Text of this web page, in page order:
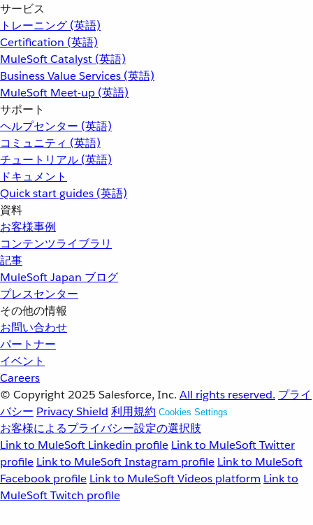
サービス
トレーニング (英語)
Certification (英語)
MuleSoft Catalyst (英語)
Business Value Services (英語)
MuleSoft Meet-up (英語)
サポート
ヘルプセンター (英語)
コミュニティ (英語)
チュートリアル (英語)
ドキュメント
Quick start guides (英語)
資料
お客様事例
コンテンツライブラリ
記事
MuleSoft Japan ブログ
プレスセンター
その他の情報
お問い合わせ
パートナー
イベント
Careers
© Copyright 2025 Salesforce, Inc. All rights reserved. プライ
バシー Privacy Shield 利用規約 Cookies Settings
お客様によるプライバシー設定の選択肢
Link to MuleSoft Linkedin profile Link to MuleSoft Twitter
profile Link to MuleSoft Instagram profile Link to MuleSoft
Facebook profile Link to MuleSoft Videos platform Link to
MuleSoft Twitch profile